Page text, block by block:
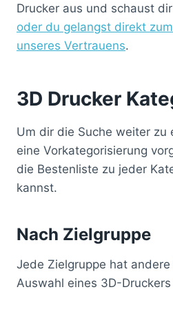
Drucker aus und schaust
oder du gelangst direkt
unseres Vertrauens.
3D Drucker
Um dir die Suche weiter zu
eine Vorkategorisierung
die Bestenliste zu jeder
kannst.
Nach Zielgruppe
Jede Zielgruppe hat
Auswahl eines 3D-